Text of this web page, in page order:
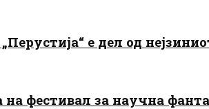
е дел од
на фестивал за научна